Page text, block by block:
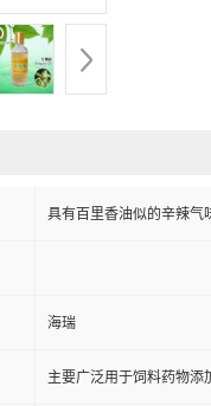
具有百里香油似的辛辣气
海瑞
主要广泛用于饲料药物添